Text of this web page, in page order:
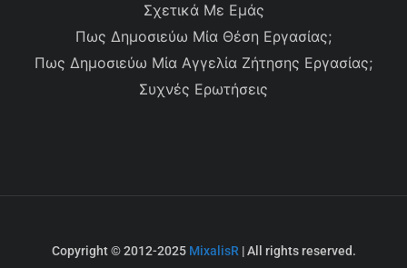
Σχετικά Με Εμάς
Πως Δημοσιεύω Μία Θέση Εργασίας;
Πως Δημοσιεύω Μία Αγγελία Ζήτησης Εργασίας;
Συχνές Ερωτήσεις
Copyright © 2012-2025 MixalisR| All rights reserved.